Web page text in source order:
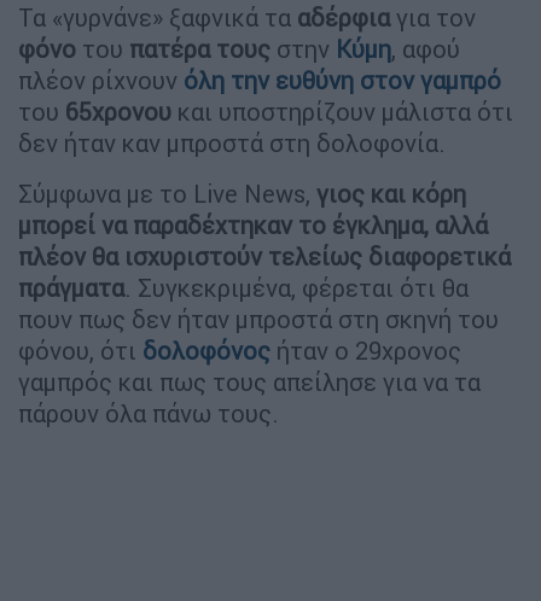
Τα «γυρνάνε» ξαφνικά τα αδέρφιαγια τον
φόνο του πατέρα τους στην Κύμη, αφού
πλέον ρίχνουν όλη την ευθύνη στον γαμπρό
του 65χρονου και υποστηρίζουν μάλιστα ότι
δεν ήταν καν μπροστά στη δολοφονία.
Σύμφωνα με το Live News, γιος και κόρη
μπορεί να παραδέχτηκαν το έγκλημα, αλλά
πλέον θα ισχυριστούν τελείως διαφορετικά
πράγματα. Συγκεκριμένα, φέρεται ότι θα
πουν πως δεν ήταν μπροστά στη σκηνή του
φόνου, ότι δολοφόνος ήταν ο 29χρονος
γαμπρός και πως τους απείλησε για να τα
πάρουν όλα πάνω τους.